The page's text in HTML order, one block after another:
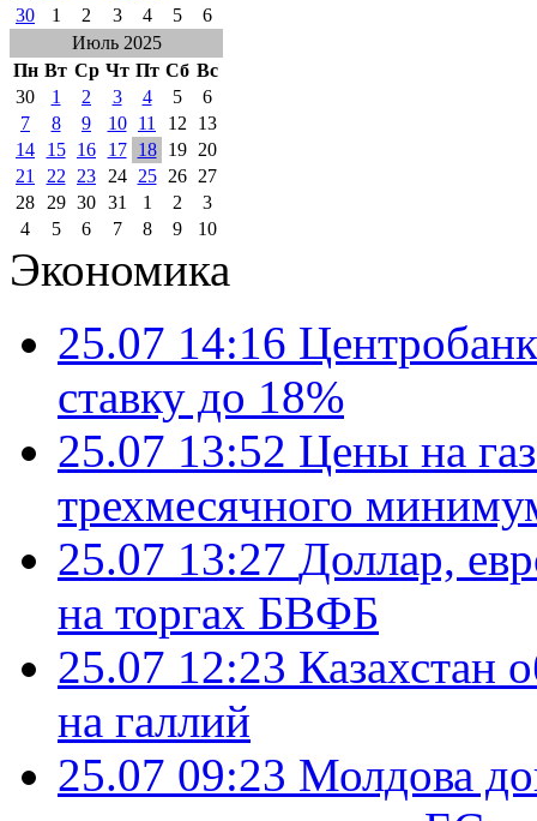
30
1 2 3 4 5
6
Июль 2025
Пн Вт Ср Чт Пт Сб Вс
30
1 2 3 4 5
6
7
8 9 10 11 12
13
14
15 16 17 18 19
20
21
22 23 24 25 26
27
28
29 30 31 1 2
3
4
5 6 7 8 9 10
Экономика
25.07 14:16
ставку до 18%
25.07 13:52 Цены на
трехмесячного
25.07 13:27 Доллар,
на торгах БВФБ
25.07 12:23 Казахстан
на галлий
25.07 09:23 Молдова